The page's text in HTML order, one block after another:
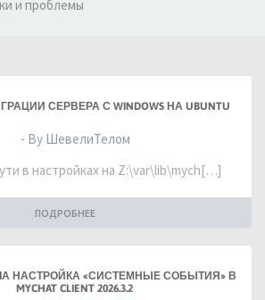
и проблемы
СЕРВЕРА С WINDOWS НА UBUNTU
- By ШевелиТелом
в настройках на Z:\var\lib\mych[…]
ПОДРОБНЕЕ
НАСТРОЙКА «СИСТЕМНЫЕ СОБЫТИЯ» В
MYCHAT CLIENT 2026.3.2